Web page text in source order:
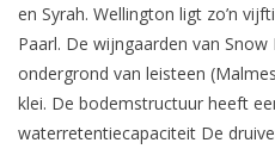
Over Vinius
Wijnhuizen
en Syrah. Wellington ligt zo’n
Paarl. De wijngaarden van
ondergrond van leisteen
klei. De bodemstructuur heeft
waterretentiecapaciteit De